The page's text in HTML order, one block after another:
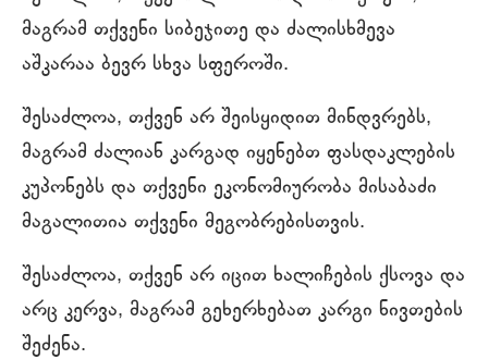
მაგრამ თქვენი სიბეჯითე და ძალისხმევა
აშკარაა ბევრ სხვა სფეროში.
შესაძლოა, თქვენ არ შეისყიდით მინდვრებს,
მაგრამ ძალიან კარგად იყენებთ ფასდაკლების
კუპონებს და თქვენი ეკონომიურობა მისაბაძი
მაგალითია თქვენი მეგობრებისთვის.
შესაძლოა, თქვენ არ იცით ხალიჩების ქსოვა და
არც კერვა, მაგრამ გეხერხებათ კარგი ნივთების
შეძენა.